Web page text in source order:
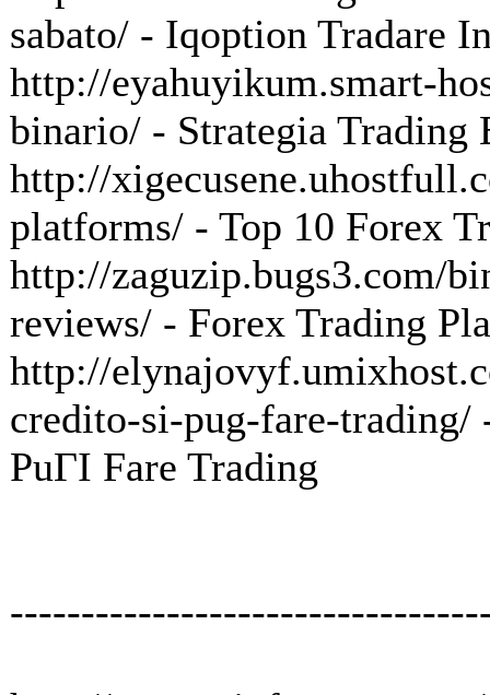
sabato/ - Iqoption Tradare
http://eyahuyikum.smart-
binario/ - Strategia Trading
http://
platforms/ - Top 10 Forex
http://zaguzip.bugs3.com/
reviews/ - Forex Trading
http://
credito-si-pug-fare-trading/
PuГІ Fare Trading